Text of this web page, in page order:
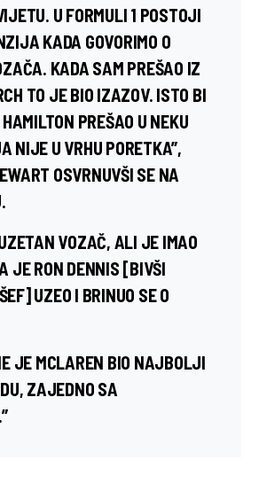
U FORMULI 1 POSTOJI
KADA GOVORIMO O
KADA SAM PREŠAO IZ
TO JE BIO IZAZOV. ISTO BI
PREŠAO U NEKU
NIJE U VRHU PORETKA”,
OSVRNUVŠI SE NA
VOZAČ, ALI JE IMAO
JE RON DENNIS [BIVŠI
UZEO I BRINUO SE O
JE MCLAREN BIO NAJBOLJI
ZAJEDNO SA